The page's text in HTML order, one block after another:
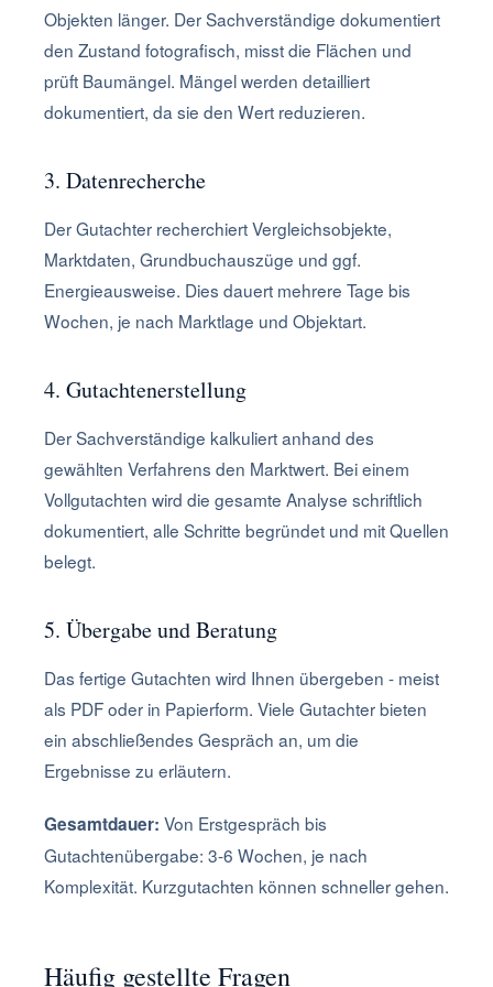
Objekten länger. Der Sachverständige dokumentiert
den Zustand fotografisch, misst die Flächen und
prüft Baumängel. Mängel werden detailliert
dokumentiert, da sie den Wert reduzieren.
3. Datenrecherche
Der Gutachter recherchiert Vergleichsobjekte,
Marktdaten, Grundbuchauszüge und ggf.
Energieausweise. Dies dauert mehrere Tage bis
Wochen, je nach Marktlage und Objektart.
4. Gutachtenerstellung
Der Sachverständige kalkuliert anhand des
gewählten Verfahrens den Marktwert. Bei einem
Vollgutachten wird die gesamte Analyse schriftlich
dokumentiert, alle Schritte begründet und mit Quellen
belegt.
5. Übergabe und Beratung
Das fertige Gutachten wird Ihnen übergeben - meist
als PDF oder in Papierform. Viele Gutachter bieten
ein abschließendes Gespräch an, um die
Ergebnisse zu erläutern.
Gesamtdauer: Von Erstgespräch bis
Gutachtenübergabe: 3-6 Wochen, je nach
Komplexität. Kurzgutachten können schneller gehen.
Häufig gestellte Fragen